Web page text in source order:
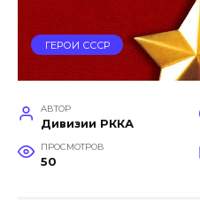
ГЕРОИ СССР
АВТОР
Дивизии РККА
ПРОСМОТРОВ
50